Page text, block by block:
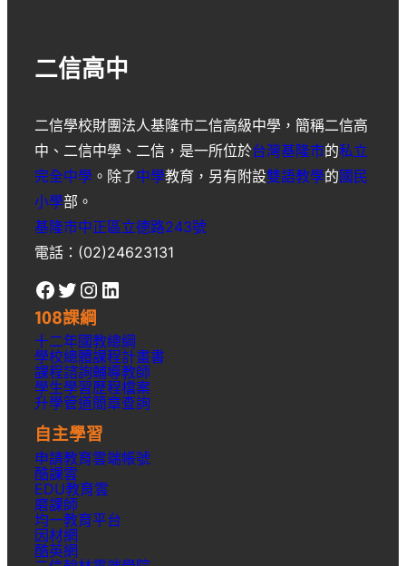
二信高中
二信學校財團法人基隆市二信高級中學 ，簡稱二信高
中 、 二信中學 、 二信 ，是一所位於台灣基隆市的私立
完全中學 。除了中學教育，另有附設雙語教學的國民
小學部。
基隆市中正區立德路243號
電話：(02)24623131
Facebook Twitter Instagram LinkedIn
108課綱
十二年國教總綱
學校總體課程計畫書
課程諮詢輔導教師
學生學習歷程檔案
升學管道簡章查詢
自主學習
申請教育雲端帳號
酷課雲
EDU教育雲
磨課師
均一教育平台
因材網
酷英網